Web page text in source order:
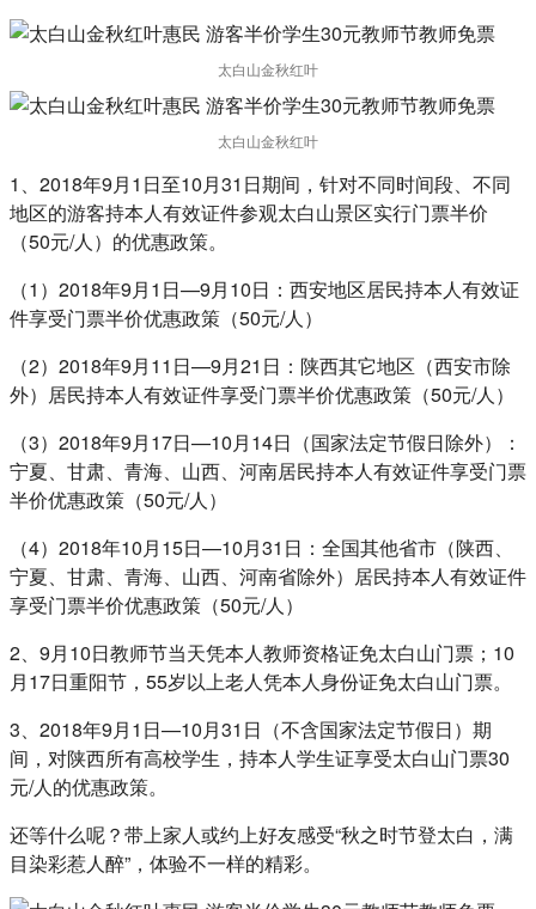
太白山金秋红叶
太白山金秋红叶
1、2018年9月1日至10月31日期间，针对不同时间段、不同
地区的游客持本人有效证件参观太白山景区实行门票半价
（50元/人）的优惠政策。
（1）2018年9月1日—9月10日：西安地区居民持本人有效证
件享受门票半价优惠政策（50元/人）
（2）2018年9月11日—9月21日：陕西其它地区（西安市除
外）居民持本人有效证件享受门票半价优惠政策（50元/人）
（3）2018年9月17日—10月14日（国家法定节假日除外）：
宁夏、甘肃、青海、山西、河南居民持本人有效证件享受门票
半价优惠政策（50元/人）
（4）2018年10月15日—10月31日：全国其他省市（陕西、
宁夏、甘肃、青海、山西、河南省除外）居民持本人有效证件
享受门票半价优惠政策（50元/人）
2、9月10日教师节当天凭本人教师资格证免太白山门票；10
月17日重阳节，55岁以上老人凭本人身份证免太白山门票。
3、2018年9月1日—10月31日（不含国家法定节假日）期
间，对陕西所有高校学生，持本人学生证享受太白山门票30
元/人的优惠政策。
还等什么呢？带上家人或约上好友感受“秋之时节登太白，满
目染彩惹人醉”，体验不一样的精彩。